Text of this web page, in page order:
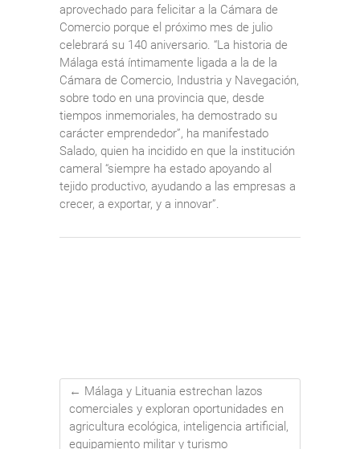
aprovechado para felicitar a la Cámara de
Comercio porque el próximo mes de julio
celebrará su 140 aniversario. “La historia de
Málaga está íntimamente ligada a la de la
Cámara de Comercio, Industria y Navegación,
sobre todo en una provincia que, desde
tiempos inmemoriales, ha demostrado su
carácter emprendedor”, ha manifestado
Salado, quien ha incidido en que la institución
cameral “siempre ha estado apoyando al
tejido productivo, ayudando a las empresas a
crecer, a exportar, y a innovar”.
← Málaga y Lituania estrechan lazos
comerciales y exploran oportunidades en
agricultura ecológica, inteligencia artificial,
equipamiento militar y turismo